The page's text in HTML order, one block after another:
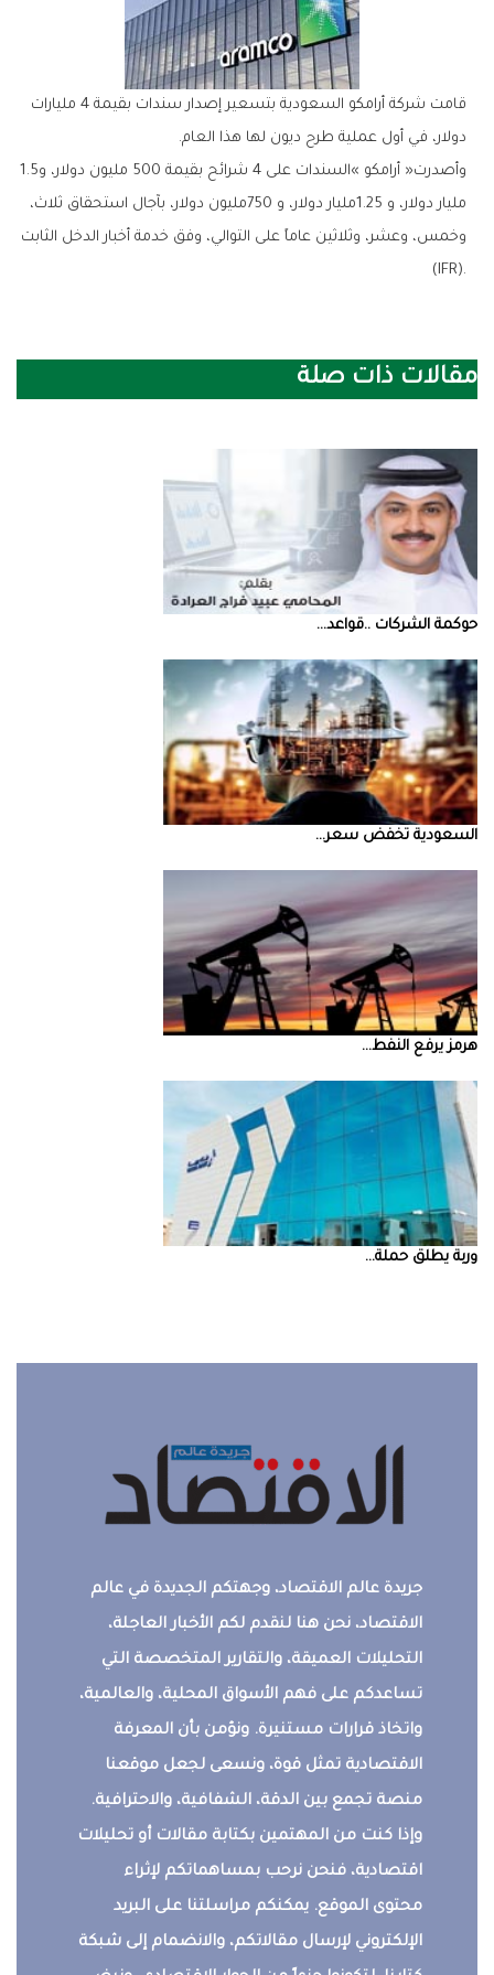
‬دولار،‭ ‬في‭ ‬أول‭ ‬عملية‭ ‬طرح‭ ‬ديون‭ ‬لها‭ ‬هذا‭ ‬العام‭.‬
وأصدرت‭ ‬‮«‬أرامكو‮»‬‭ ‬السندات‭ ‬على‭ ‬4‭ ‬شرائح‭ ‬بقيمة‭ ‬500‭ ‬مليون‭ ‬دولار،‭ ‬و1‭.‬5‭
(‬IFR‭).‬
مقالات ذات صلة
حوكمة‭ ‬الشركات‭.. ‬قواعد‭ ...
السعودية‭ ‬تخفض‭ ‬سعر‭ ...
‮‬هرمز‮‬‭ ‬يرفع‭ ‬النفط‭ ...
‮‬وربة‮‬‭ ‬يطلق‭ ‬حملة‭ ...
جريدة عالم الاقتصاد، وجهتكم الجديدة في عالم
الاقتصاد، نحن هنا لنقدم لكم الأخبار العاجلة،
التحليلات العميقة، والتقارير المتخصصة التي
تساعدكم على فهم الأسواق المحلية، والعالمية،
واتخاذ قرارات مستنيرة. ونؤمن بأن المعرفة
الاقتصادية تمثل قوة، ونسعى لجعل موقعنا
منصة تجمع بين الدقة، الشفافية، والاحترافية.
وإذا كنت من المهتمين بكتابة مقالات أو تحليلات
اقتصادية، فنحن نرحب بمساهماتكم لإثراء
محتوى الموقع. يمكنكم مراسلتنا على البريد
الإلكتروني لإرسال مقالاتكم، والانضمام إلى شبكة